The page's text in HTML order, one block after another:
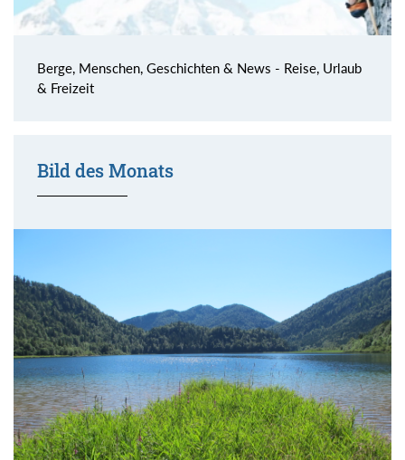
Berge, Menschen, Geschichten & News - Reise, Urlaub
& Freizeit
Bild des Monats